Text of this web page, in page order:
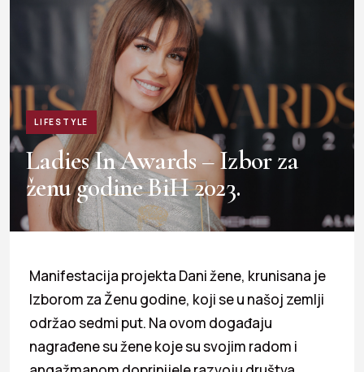
LIFESTYLE
Ladies In Awards – Izbor za
ženu godine BiH 2023.
Manifestacija projekta Dani žene, krunisana je
Izborom za Ženu godine, koji se u našoj zemlji
održao sedmi put. Na ovom događaju
nagrađene su žene koje su svojim radom i